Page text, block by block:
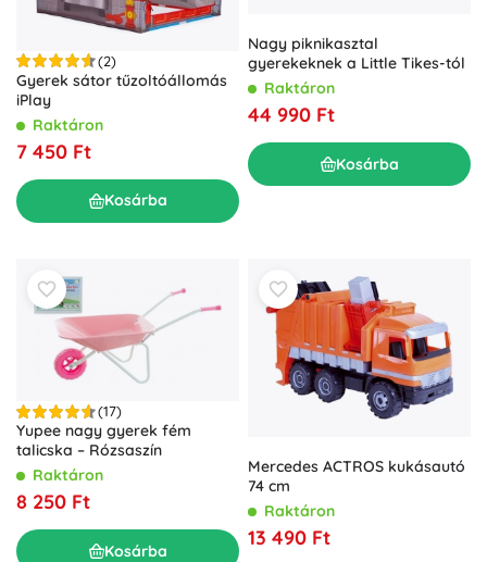
(2)
Gyerek sátor tűzoltóállomás
iPlay
Raktáron
7 450 Ft
Kosárba
Nagy piknikasztal
gyerekeknek a Little Tikes-tól
Raktáron
44 990 Ft
Kosárba
(17)
Yupee nagy gyerek fém
talicska – Rózsaszín
Raktáron
8 250 Ft
Kosárba
Mercedes ACTROS kukásautó
74 cm
Raktáron
13 490 Ft